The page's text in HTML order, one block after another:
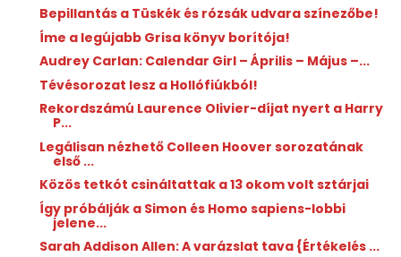
Bepillantás a Tüskék és rózsák udvara színezőbe!
Íme a legújabb Grisa könyv borítója!
Audrey Carlan: Calendar Girl ​– Április ​– Május –...
Tévésorozat lesz a Hollófiúkból!
Rekordszámú Laurence Olivier-díjat nyert a Harry
P...
Legálisan nézhető Colleen Hoover sorozatának
első ...
Közös tetkót csináltattak a 13 okom volt sztárjai
Így próbálják a Simon és Homo sapiens-lobbi
jelene...
Sarah Addison Allen: A ​varázslat tava {Értékelés ...